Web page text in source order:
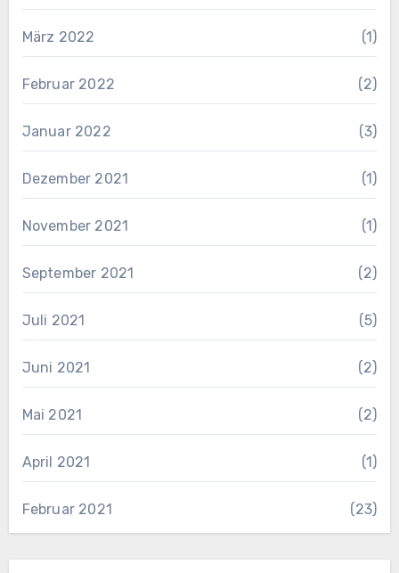
März 2022 (1)
Februar 2022 (2)
Januar 2022 (3)
Dezember 2021 (1)
November 2021 (1)
September 2021 (2)
Juli 2021 (5)
Juni 2021 (2)
Mai 2021 (2)
April 2021 (1)
Februar 2021 (23)